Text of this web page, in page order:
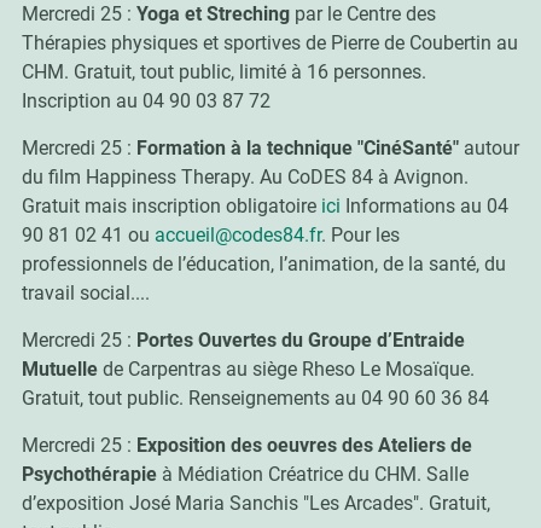
Mercredi 25 : Yoga et Strechingpar le Centre des
Thérapies physiques et sportives de Pierre de Coubertin au
CHM. Gratuit, tout public, limité à 16 personnes.
Inscription au 04 90 03 87 72
Mercredi 25 : Formation à la technique "CinéSanté"autour
du film Happiness Therapy. Au CoDES 84 à Avignon.
Gratuit mais inscription obligatoire ici Informations au 04
90 81 02 41 ou accueil@codes84.fr. Pour les
professionnels de l’éducation, l’animation, de la santé, du
travail social....
Mercredi 25 : Portes Ouvertes du Groupe d’Entraide
Mutuellede Carpentras au siège Rheso Le Mosaïque.
Gratuit, tout public. Renseignements au 04 90 60 36 84
Mercredi 25 : Exposition des oeuvres des Ateliers de
Psychothérapieà Médiation Créatrice du CHM. Salle
d’exposition José Maria Sanchis "Les Arcades". Gratuit,